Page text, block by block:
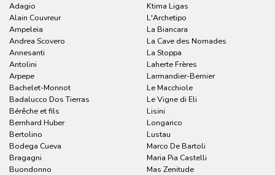
Adagio
Alain Couvreur
Ampeleia
Andrea Scovero
Annesanti
Antolini
Arpepe
Bachelet-Monnot
Badalucco Dos Tierras
Bérêche et fils
Bernhard Huber
Bertolino
Bodega Cueva
Bragagni
Buondonno
Ktima Ligas
L'Archetipo
La Biancara
La Cave des Nomades
La Stoppa
Laherte Frères
Larmandier-Bernier
Le Macchiole
Le Vigne di Eli
Lisini
Longarico
Lustau
Marco De Bartoli
Maria Pia Castelli
Mas Zenitude